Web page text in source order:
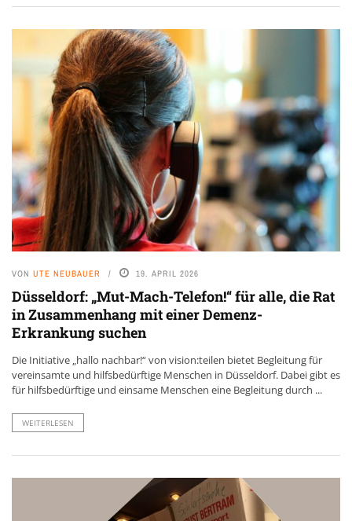
VON UTE NEUBAUER 19. APRIL 2026
Düsseldorf: „Mut-Mach-Telefon!“ für alle, die Rat
in Zusammenhang mit einer Demenz-
Erkrankung suchen
Die Initiative „hallo nachbar!“ von vision:teilen bietet Begleitung für
vereinsamte und hilfsbedürftige Menschen in Düsseldorf. Dabei gibt es
für hilfsbedürftige und einsame Menschen eine Begleitung durch ...
WEITERLESEN